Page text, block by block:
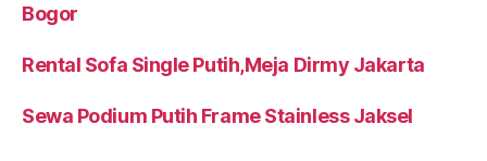
Bogor
Rental Sofa Single Putih,Meja Dirmy Jakarta
Sewa Podium Putih Frame Stainless Jaksel